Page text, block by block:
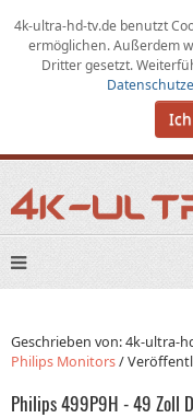
4k-ultra-hd-tv.de benutzt
ermöglichen.Außerdem
Dritter gesetzt.
Geschrieben von: 4k-ultra-
Philips Monitors/
Philips 499P9H - 49 Zoll